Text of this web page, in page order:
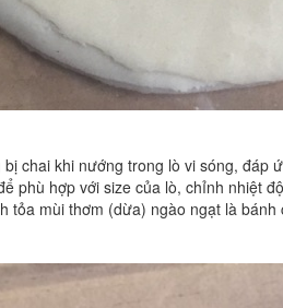
chai khi nướng trong lò vi sóng, đáp
phù hợp với size của lò, chỉnh nhiệt
tỏa mùi thơm (dừa) ngào ngạt là bánh